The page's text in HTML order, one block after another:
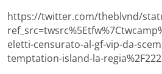
https://twitter.com/theblvnd/
eletti-censurato-al-gf-vip-da-
temptation-island-la-